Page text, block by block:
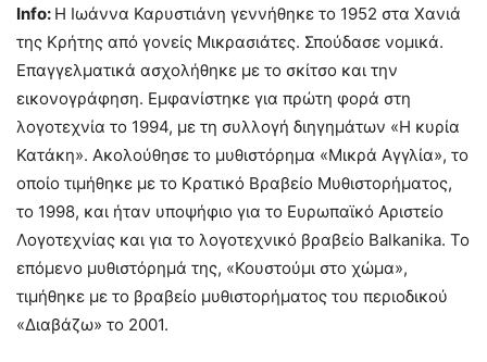
Info: Η Ιωάννα Καρυστιάνη γεννήθηκε το 1952 στα Χανιά
της Κρήτης από γονείς Μικρασιάτες. Σπούδασε νομικά.
Επαγγελματικά ασχολήθηκε με το σκίτσο και την
εικονογράφηση. Εμφανίστηκε για πρώτη φορά στη
λογοτεχνία το 1994, με τη συλλογή διηγημάτων «Η κυρία
Κατάκη». Ακολούθησε το μυθιστόρημα «Μικρά Αγγλία», το
οποίο τιμήθηκε με το Κρατικό Βραβείο Μυθιστορήματος,
το 1998, και ήταν υποψήφιο για το Ευρωπαϊκό Αριστείο
Λογοτεχνίας και για το λογοτεχνικό βραβείο Balkanika. Το
επόμενο μυθιστόρημά της, «Κουστούμι στο χώμα»,
τιμήθηκε με το βραβείο μυθιστορήματος του περιοδικού
«Διαβάζω» το 2001.